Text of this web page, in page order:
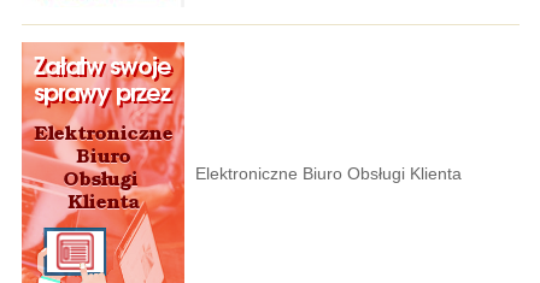
Elektroniczne Biuro Obsługi Klienta